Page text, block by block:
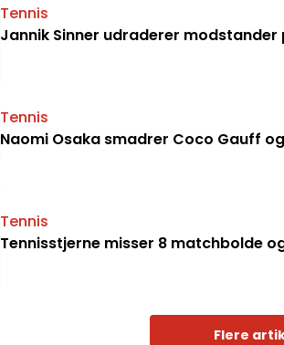
Tennis
Jannik Sinner udraderer modstander
Tennis
Tennis
Tennisstjerne misser 8 matchbolde
Flere